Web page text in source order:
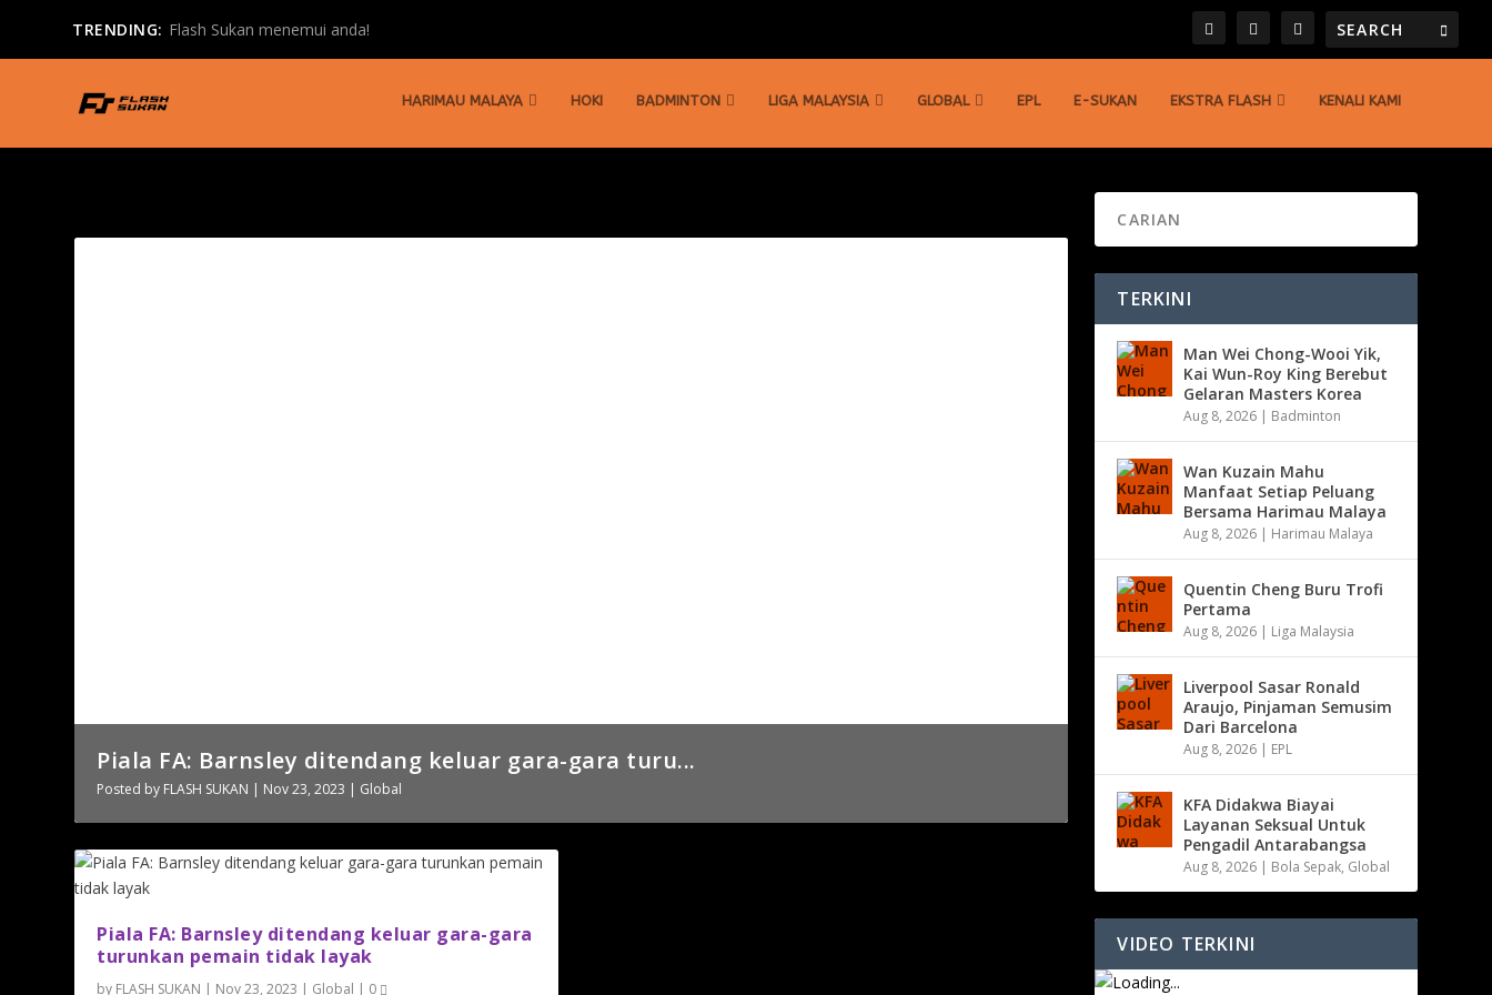
TRENDING: Flash Sukan menemui anda!
HARIMAU MALAYA HOKI BADMINTON LIGA MALAYSIA GLOBAL EPL E-SUKAN EKSTRA FLASH KENALI KAMI
Piala FA: Barnsley ditendang keluar gara-gara turu...
Posted by FLASH SUKAN | Nov 23, 2023 | Global
Piala FA: Barnsley ditendang keluar gara-gara
turunkan pemain tidak layak
by FLASH SUKAN | Nov 23, 2023 | Global | 0
TERKINI
Man Wei Chong-Wooi Yik,
Kai Wun-Roy King Berebut
Gelaran Masters Korea
Aug 8, 2026 | Badminton
Wan Kuzain Mahu
Manfaat Setiap Peluang
Bersama Harimau Malaya
Aug 8, 2026 | Harimau Malaya
Quentin Cheng Buru Trofi
Pertama
Aug 8, 2026 | Liga Malaysia
Liverpool Sasar Ronald
Araujo, Pinjaman Semusim
Dari Barcelona
Aug 8, 2026 | EPL
KFA Didakwa Biayai
Layanan Seksual Untuk
Pengadil Antarabangsa
Aug 8, 2026 | Bola Sepak, Global
VIDEO TERKINI